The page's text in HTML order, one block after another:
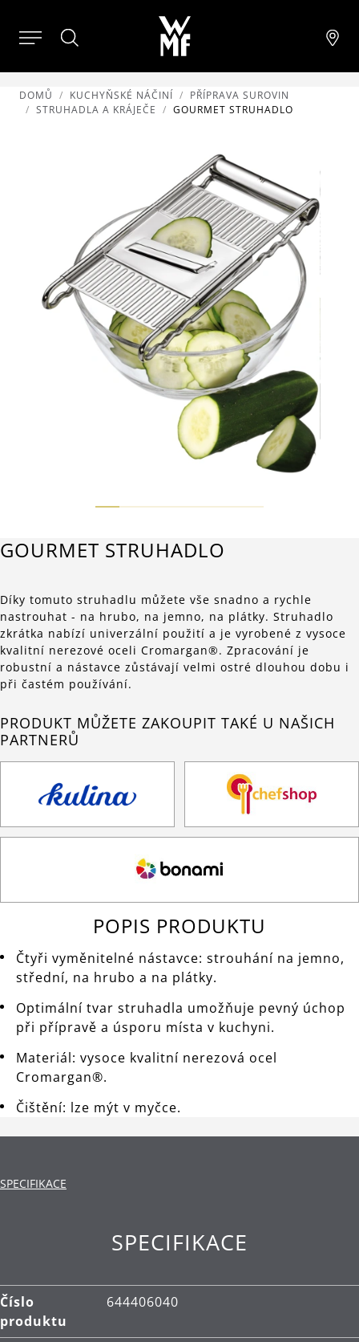
DOMŮ KUCHYŇSKÉ NÁČINÍ
PŘÍPRAVA SUROVIN
STRUHADLA A KRÁJEČE
GOURMET STRUHADLO
GOURMET STRUHADLO
Díky tomuto struhadlu můžete vše snadno a rychle
nastrouhat - na hrubo, na jemno, na plátky. Struhadlo
zkrátka nabízí univerzální použití a je vyrobené z vysoce
kvalitní nerezové oceli Cromargan®. Zpracování je
robustní a nástavce zůstávají velmi ostré dlouhou dobu i
při častém používání.
PRODUKT MŮŽETE ZAKOUPIT TAKÉ U NAŠICH
PARTNERŮ
POPIS PRODUKTU
Čtyři vyměnitelné nástavce: strouhání na jemno,
střední, na hrubo a na plátky.
Optimální tvar struhadla umožňuje pevný úchop
při přípravě a úsporu místa v kuchyni.
Materiál: vysoce kvalitní nerezová ocel
Cromargan®.
Čištění: lze mýt v myčce.
SPECIFIKACE
SPECIFIKACE
Číslo
produktu
644406040